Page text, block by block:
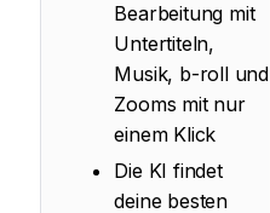
Bearbeitung mit
Untertiteln,
Musik, b-roll und
Zooms mit nur
einem Klick
Die KI findet
deine besten